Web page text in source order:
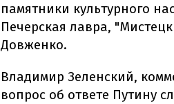
памятники культурного
Печерская лавра,
Довженко.
Владимир Зеленский,
вопрос об ответе Путину